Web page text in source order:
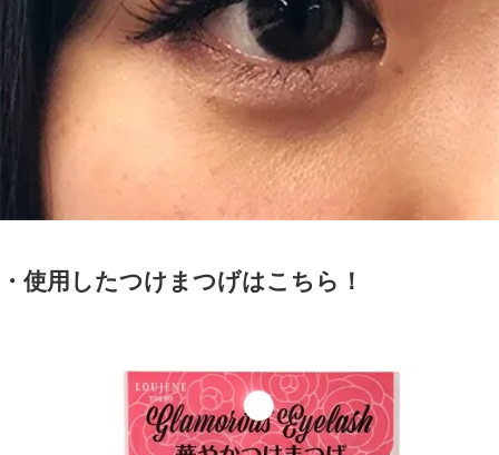
・使用したつけまつげはこちら！